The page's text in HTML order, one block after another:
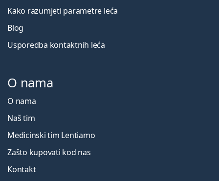
Kako razumjeti parametre leća
Blog
Usporedba kontaktnih leća
O nama
O nama
Naš tim
Medicinski tim Lentiamo
Zašto kupovati kod nas
Kontakt